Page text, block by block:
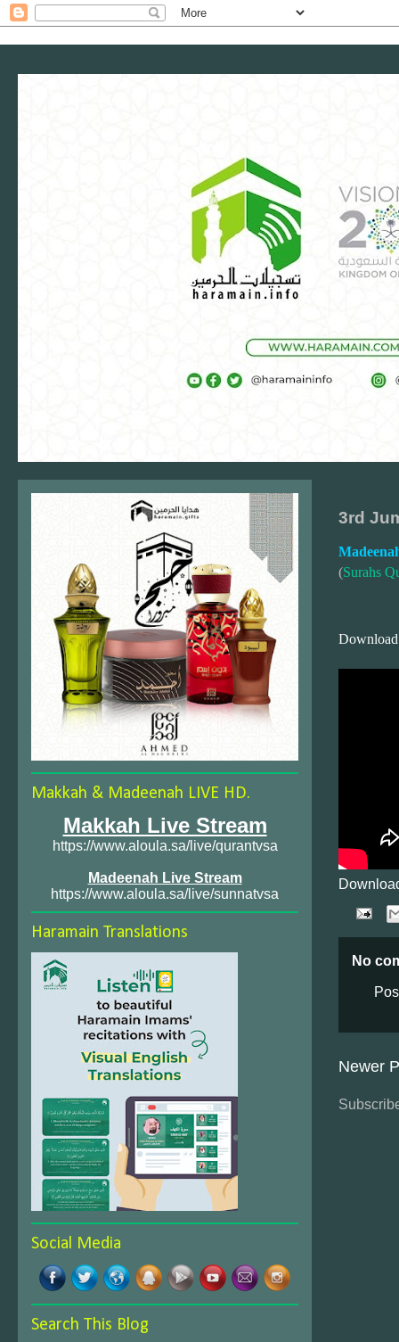
3rd
(Surahs
No
Newer
Makkah & Madeenah LIVE HD.
Makkah Live Stream
https://www.aloula.sa/live/qurantvsa
Madeenah Live Stream
https://www.aloula.sa/live/sunnatvsa
Haramain Translations
Social Media
Search This Blog